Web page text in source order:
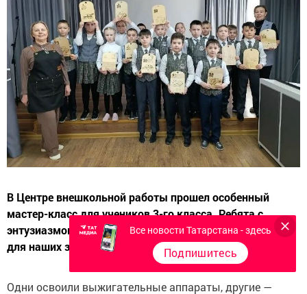
В Центре внешкольной работы прошел особенный
мастер-класс для учеников 3-го класса. Ребята с
энтузиазмом взялись за создание полезных подарков
для наших защитников.
Одни освоили выжигательные аппараты, другие —
Все новости Татарстана - здесь
Подпишитесь